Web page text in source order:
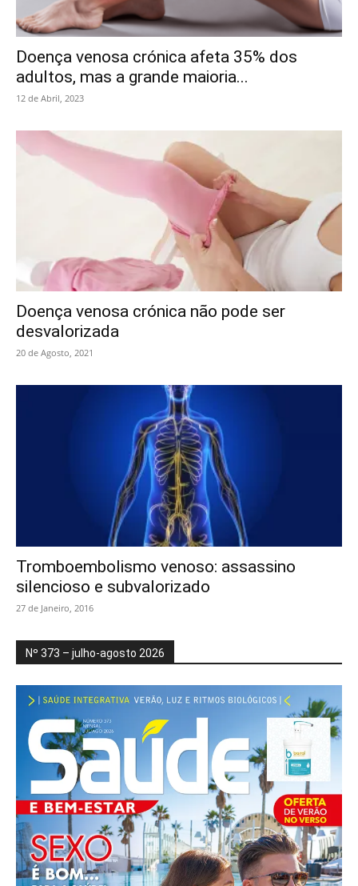
Doença venosa crónica afeta 35% dos
adultos, mas a grande maioria...
12 de Abril, 2023
Doença venosa crónica não pode ser
desvalorizada
20 de Agosto, 2021
Tromboembolismo venoso: assassino
silencioso e subvalorizado
27 de Janeiro, 2016
Nº 373 – julho-agosto 2026